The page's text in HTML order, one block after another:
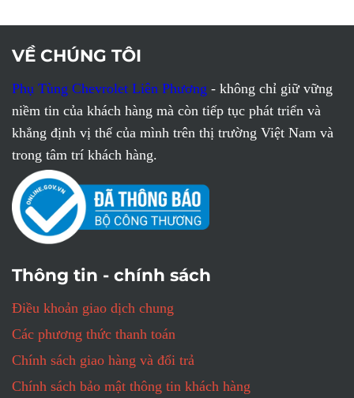
VỀ CHÚNG TÔI
Phụ Tùng Chevrolet Liên Phương - không chỉ giữ vững
niềm tin của khách hàng mà còn tiếp tục phát triển và
khẳng định vị thế của mình trên thị trường Việt Nam và
trong tâm trí khách hàng.
Thông tin - chính sách
Điều khoản giao dịch chung
Các phương thức thanh toán
Chính sách giao hàng và đổi trả
Chính sách bảo mật thông tin khách hàng